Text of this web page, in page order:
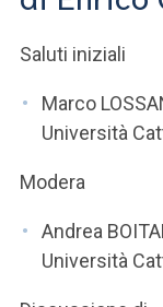
SEI UN DOCENTE O UN
ACCEDI A
Saluti iniziali
Marco
Università
Modera
Andrea
Università